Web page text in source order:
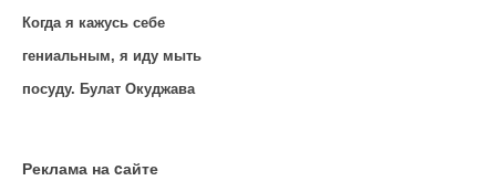
Когда я кажусь себе
гениальным, я иду мыть
посуду. Булат Окуджава
Реклама на cайте